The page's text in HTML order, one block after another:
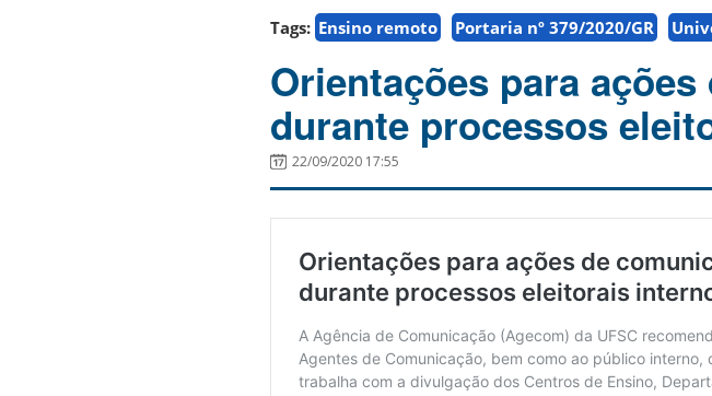
Tags: Ensino remoto Portaria nº 379/2020/GR
Orientações para
durante processos
22/09/2020 17:55